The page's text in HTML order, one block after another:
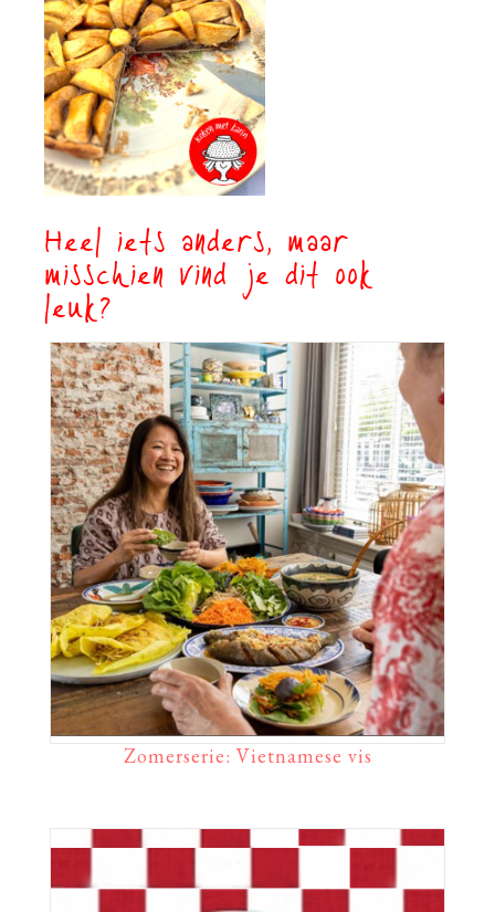
Heel iets anders, maar
misschien vind je dit ook
leuk?
Zomerserie: Vietnamese vis